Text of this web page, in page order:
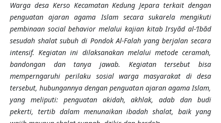
Warga desa Kerso Kecamatan Kedung Jepara terkait dengan
penguatan ajaran agama Islam secara sukarela mengikuti
pembinaan social behavior melalui kajian kitab Irsyăd al-‘Ibăd
sesudah shalat subuh di Pondok Al-Falah yang berjalan secara
intensif. Kegiatan ini dilaksanakan melalui metode ceramah,
bandongan dan tanya jawab. Kegiatan tersebut bisa
memperngaruhi perilaku sosial warga masyarakat di desa
tersebut, hubungannya dengan penguatan ajaran agama Islam,
yang meliputi: penguatan akidah, akhlak, adab dan budi
pekerti, tertib dalam menunaikan ibadah shalat, baik yang